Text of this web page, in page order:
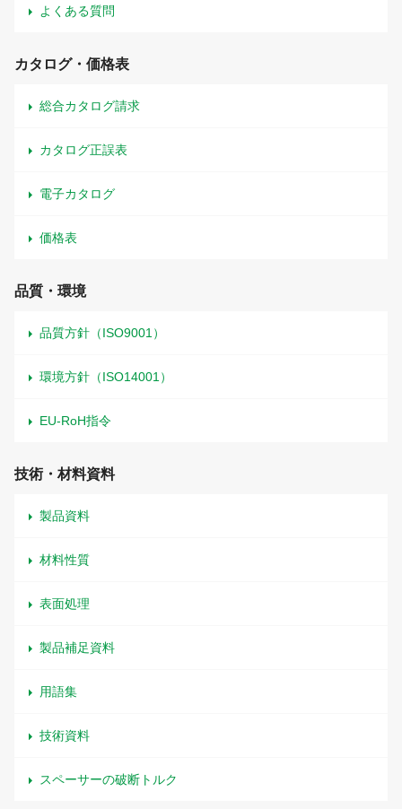
よくある質問
カタログ・価格表
総合カタログ請求
カタログ正誤表
電子カタログ
価格表
品質・環境
品質方針（ISO9001）
環境方針（ISO14001）
EU-RoH指令
技術・材料資料
製品資料
材料性質
表面処理
製品補足資料
用語集
技術資料
スペーサーの破断トルク